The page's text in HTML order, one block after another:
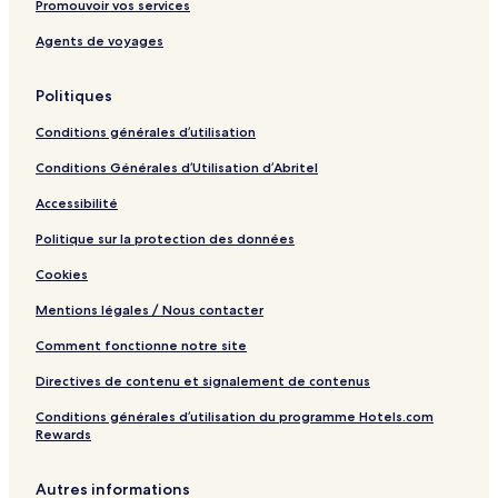
u
m
Promouvoir vos services
Agents de voyages
Politiques
Conditions générales d’utilisation
Conditions Générales d’Utilisation d’Abritel
Accessibilité
Politique sur la protection des données
Cookies
Mentions légales / Nous contacter
Comment fonctionne notre site
Directives de contenu et signalement de contenus
Conditions générales d’utilisation du programme Hotels.com
Rewards
Autres informations